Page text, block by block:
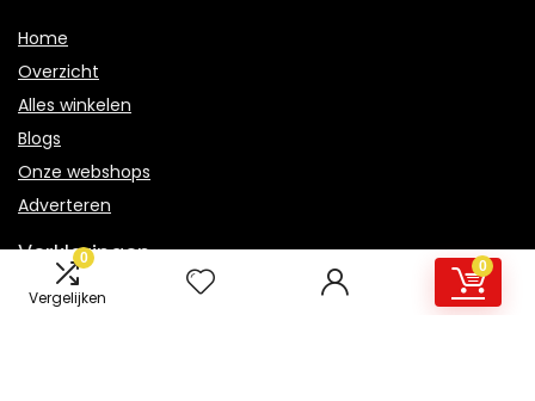
0
Vergelijken
0
Home
Overzicht
Alles winkelen
Blogs
Onze webshops
Adverteren
Verklaringen
Privacybeleid